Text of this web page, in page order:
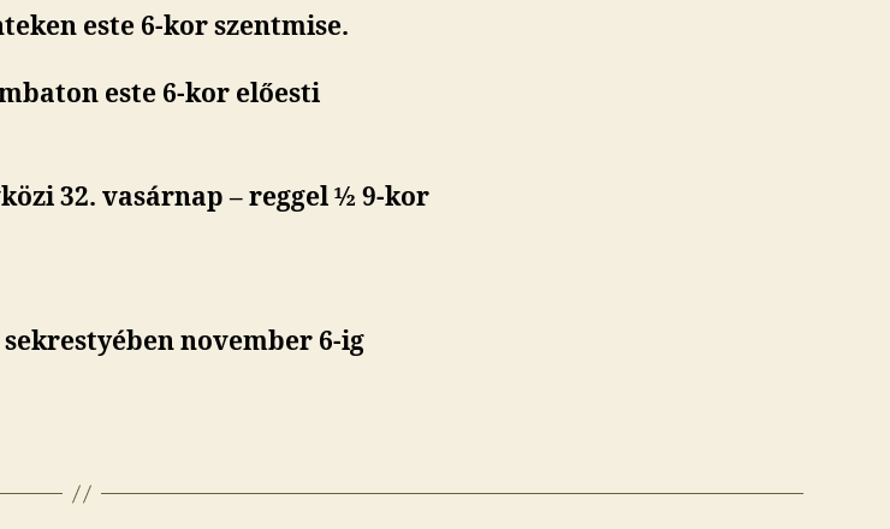
este 6-kor szentmise.
este 6-kor előesti
32. vasárnap – reggel ½ 9-kor
november 6-ig